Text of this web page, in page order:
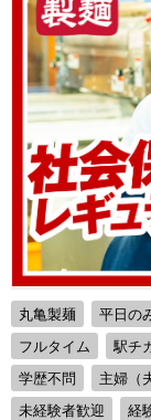
丸亀製麺 平日の
フルタイム
駅チ
学歴不問
主婦（
未経験者歓迎
経